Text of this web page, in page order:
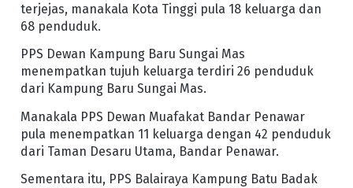
terjejas, manakala Kota Tinggi pula 18 keluarga dan
68 penduduk.
PPS Dewan Kampung Baru Sungai Mas
menempatkan tujuh keluarga terdiri 26 penduduk
dari Kampung Baru Sungai Mas.
Manakala PPS Dewan Muafakat Bandar Penawar
pula menempatkan 11 keluarga dengan 42 penduduk
dari Taman Desaru Utama, Bandar Penawar.
Sementara itu, PPS Balairaya Kampung Batu Badak